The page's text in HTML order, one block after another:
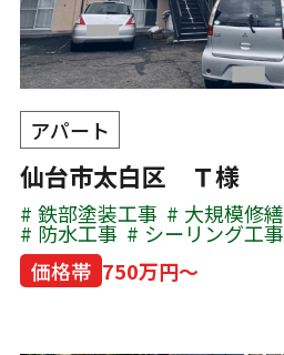
アパート
仙台市太白区 Ｔ様
鉄部塗装工事 大規模修繕
防水工事 シーリング工事
価格帯 750万円～